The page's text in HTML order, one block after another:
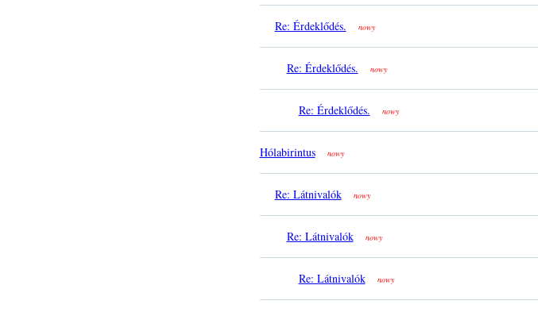
Re: Érdeklődés. nowy
Re: Érdeklődés. nowy
Re: Érdeklődés. nowy
Hólabirintus nowy
Re: Látnivalók nowy
Re: Látnivalók nowy
Re: Látnivalók nowy